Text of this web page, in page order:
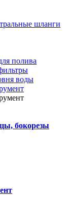
шланги
полива
воды
бокорезы